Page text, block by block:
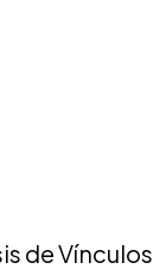
de Vínculos